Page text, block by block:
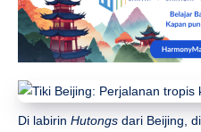
Di labirin Hutongs dari Beijing,